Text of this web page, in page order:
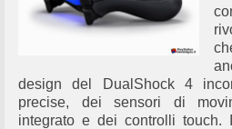
design del DualShock 4
precise, dei sensori di
integrato e dei controlli touch.